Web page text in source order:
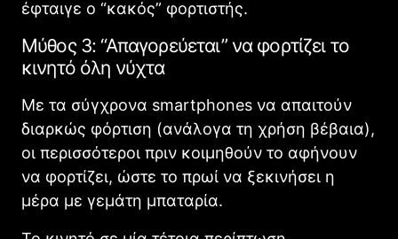
έφταιγε ο “κακός” φορτιστής.
Μύθος 3: “Απαγορεύεται” να φορτίζει το
κινητό όλη νύχτα
Με τα σύγχρονα smartphones να απαιτούν
διαρκώς φόρτιση (ανάλογα τη χρήση βέβαια),
οι περισσότεροι πριν κοιμηθούν το αφήνουν
να φορτίζει, ώστε το πρωί να ξεκινήσει η
μέρα με γεμάτη μπαταρία.